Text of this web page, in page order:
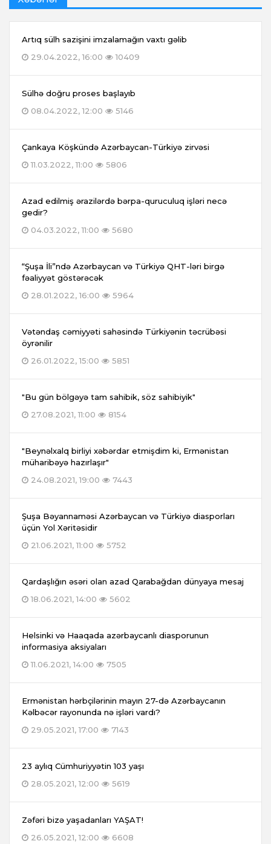
Artıq sülh sazişini imzalamağın vaxtı gəlib
29.04.2022, 16:00
10409
Sülhə doğru proses başlayıb
08.04.2022, 12:00
5146
Çankaya Köşkündə Azərbaycan-Türkiyə zirvəsi
11.03.2022, 11:00
5806
Azad edilmiş ərazilərdə bərpa-quruculuq işləri necə
gedir?
04.03.2022, 11:00
5680
“Şuşa İli”ndə Azərbaycan və Türkiyə QHT-ləri birgə
fəaliyyət göstərəcək
28.01.2022, 16:00
5964
Vətəndaş cəmiyyəti sahəsində Türkiyənin təcrübəsi
öyrənilir
26.01.2022, 15:00
5851
"Bu gün bölgəyə tam sahibik, söz sahibiyik"
27.08.2021, 11:00
8154
"Beynəlxalq birliyi xəbərdar etmişdim ki, Ermənistan
müharibəyə hazırlaşır"
24.08.2021, 19:00
7443
Şuşa Bəyannaməsi Azərbaycan və Türkiyə diasporları
üçün Yol Xəritəsidir
21.06.2021, 11:00
5752
Qardaşlığın əsəri olan azad Qarabağdan dünyaya mesaj
18.06.2021, 14:00
5602
Helsinki və Haaqada azərbaycanlı diasporunun
informasiya aksiyaları
11.06.2021, 14:00
7505
Ermənistan hərbçilərinin mayın 27-də Azərbaycanın
Kəlbəcər rayonunda nə işləri vardı?
29.05.2021, 17:00
7143
23 aylıq Cümhuriyyətin 103 yaşı
28.05.2021, 12:00
5619
Zəfəri bizə yaşadanları YAŞAT!
26.05.2021, 12:00
6608